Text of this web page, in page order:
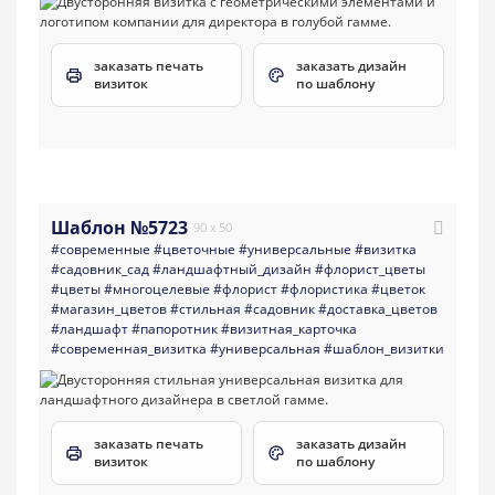
заказать печать
визиток
заказать дизайн
по шаблону
Шаблон №5723 90 x 50
#современные #цветочные #универсальные #визитка
#садовник_сад#ландшафтный_дизайн #флорист_цветы
#цветы#многоцелевые #флорист#флористика #цветок
#магазин_цветов#стильная #садовник#доставка_цветов
#ландшафт#папоротник#визитная_карточка
#современная_визитка #универсальная #шаблон_визитки
заказать печать
визиток
заказать дизайн
по шаблону